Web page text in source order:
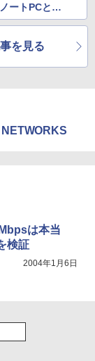
ートPCとCe
用加速
を見る
は本当
検証
2004年1月6日